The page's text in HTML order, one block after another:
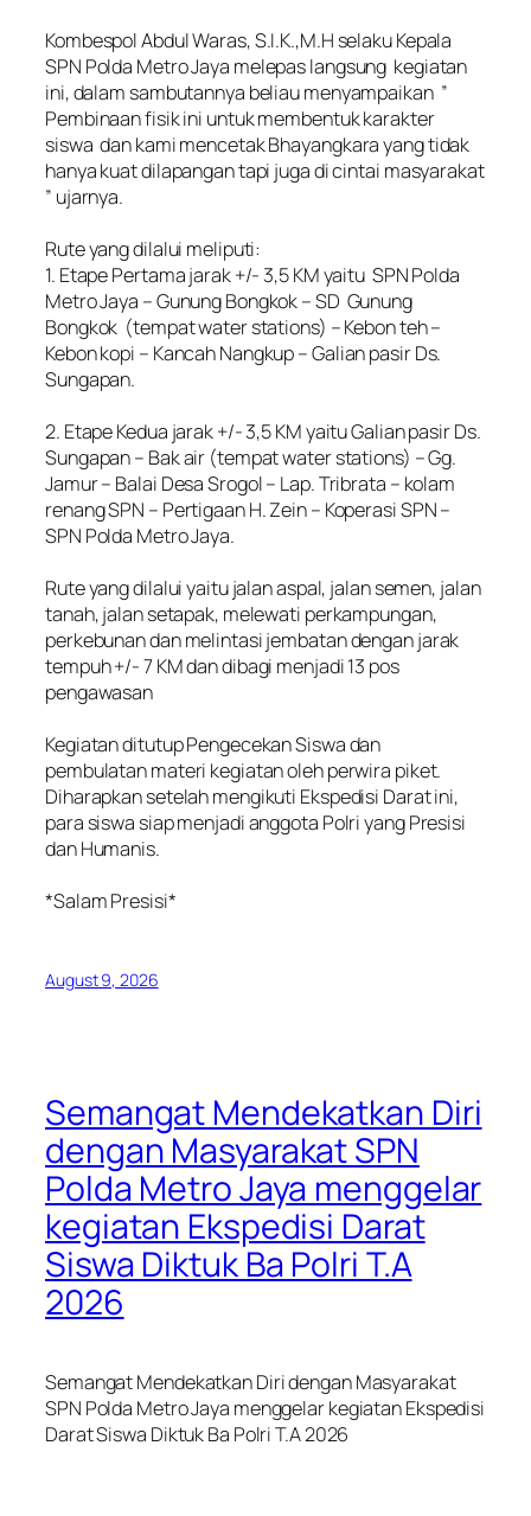
‎Kombespol Abdul Waras, S.I.K.,M.H selaku Kepala
SPN Polda Metro Jaya melepas langsung kegiatan
ini, dalam sambutannya beliau menyampaikan ”
Pembinaan fisik ini untuk membentuk karakter
siswa dan kami mencetak Bhayangkara yang tidak
hanya kuat dilapangan tapi juga di cintai masyarakat
” ujarnya.
‎Rute yang dilalui meliputi:
‎1. Etape Pertama jarak +/- 3,5 KM yaitu SPN Polda
Metro Jaya – Gunung Bongkok – SD Gunung
Bongkok (tempat water stations) – Kebon teh –
Kebon kopi – Kancah Nangkup – Galian pasir Ds.
Sungapan.
‎2. Etape Kedua jarak +/- 3,5 KM yaitu Galian pasir Ds.
Sungapan – Bak air (tempat water stations) – Gg.
Jamur – Balai Desa Srogol – Lap. Tribrata – kolam
renang SPN – Pertigaan H. Zein – Koperasi SPN –
SPN Polda Metro Jaya.
‎Rute yang dilalui yaitu jalan aspal, jalan semen, jalan
tanah, jalan setapak, melewati perkampungan,
perkebunan dan melintasi jembatan dengan jarak
tempuh +/- 7 KM dan dibagi menjadi 13 pos
pengawasan
‎Kegiatan ditutup Pengecekan Siswa dan
pembulatan materi kegiatan oleh perwira piket.
Diharapkan setelah mengikuti Ekspedisi Darat ini,
para siswa siap menjadi anggota Polri yang Presisi
dan Humanis.
‎*Salam Presisi*
August 9, 2026
Semangat Mendekatkan Diri
dengan Masyarakat SPN
Polda Metro Jaya menggelar
kegiatan Ekspedisi Darat
Siswa Diktuk Ba Polri T.A
2026
Semangat Mendekatkan Diri dengan Masyarakat
SPN Polda Metro Jaya menggelar kegiatan Ekspedisi
Darat Siswa Diktuk Ba Polri T.A 2026